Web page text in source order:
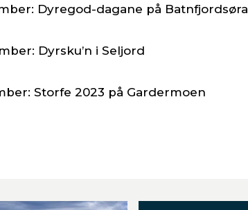
Dyregod-dagane på Batnfjordsøra
Dyrsku’n i Seljord
Storfe 2023 på Gardermoen